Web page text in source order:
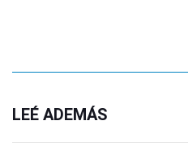
LEÉ ADEMÁS